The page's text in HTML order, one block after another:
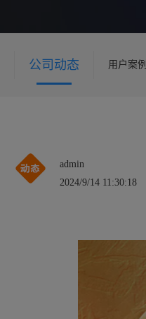
公司动态 用户案例
admin
2024/9/14 11:30:18